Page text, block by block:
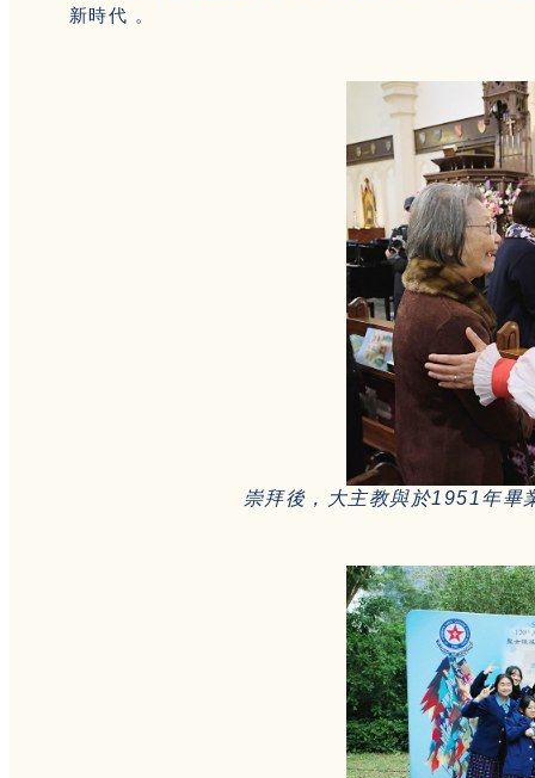
新時代 。
崇拜後，大主教與於1951年畢